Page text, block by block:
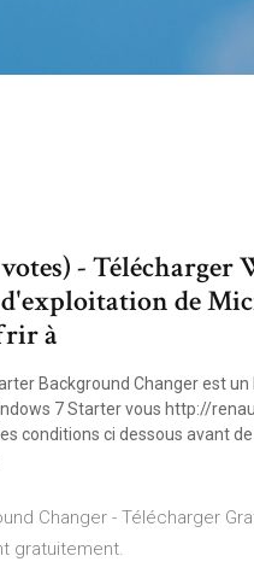
votes) -
d'exploitation de
à
Background Changer est
7 Starter vous http://
conditions ci dessous avant
Changer - Télécharger
gratuitement.